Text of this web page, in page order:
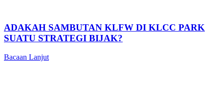
ADAKAH SAMBUTAN KLFW DI KLCC PARK
SUATU STRATEGI BIJAK?
Bacaan Lanjut